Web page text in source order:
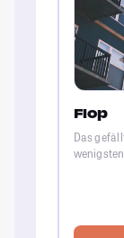
Flop
Das